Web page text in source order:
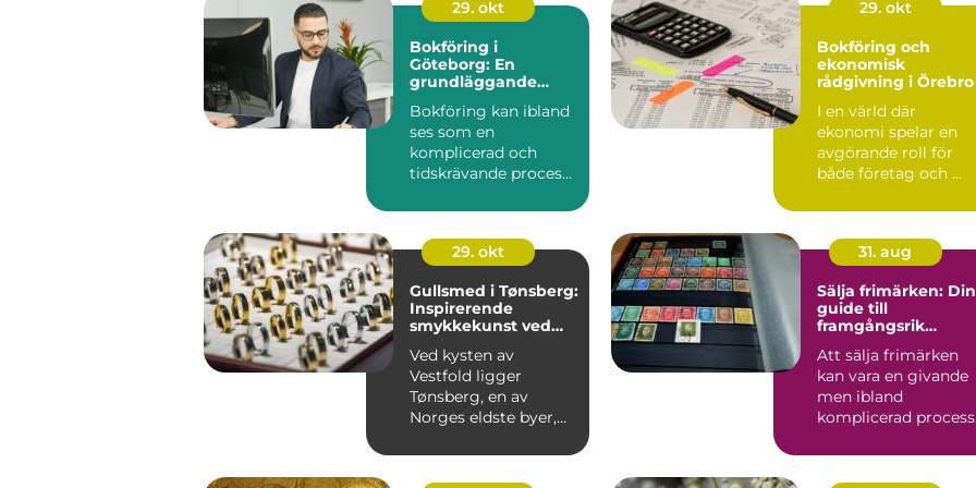
29. okt
Bokföring i
Göteborg: En
grundläggande
Bokföring kan ibland
ses som en
komplicerad och
tidskrävande process,
29. okt
Bokföring och
ekonomisk
rådgivning i Örebro
I en värld där
ekonomi spelar en
avgörande roll för
både företag och ...
29. okt
Gullsmed i Tønsberg:
Inspirerende
smykkekunst ved
Ved kysten av
Vestfold ligger
Tønsberg, en av
Norges eldste byer,
rike h...
31. aug
Sälja frimärken: Din
guide till
framgångsrik
Att sälja frimärken
kan vara en givande
men ibland
komplicerad